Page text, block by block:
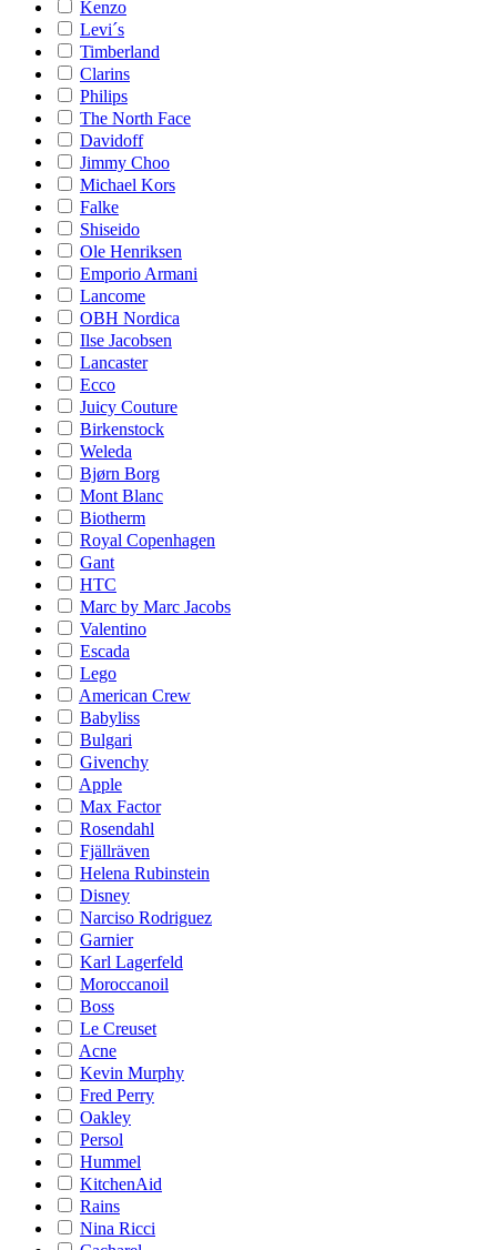
Kenzo
Levi´s
Timberland
Clarins
Philips
The North Face
Davidoff
Jimmy Choo
Michael Kors
Falke
Shiseido
Ole Henriksen
Emporio Armani
Lancome
OBH Nordica
Ilse Jacobsen
Lancaster
Ecco
Juicy Couture
Birkenstock
Weleda
Bjørn Borg
Mont Blanc
Biotherm
Royal Copenhagen
Gant
HTC
Marc by Marc Jacobs
Valentino
Escada
Lego
American Crew
Babyliss
Bulgari
Givenchy
Apple
Max Factor
Rosendahl
Fjällräven
Helena Rubinstein
Disney
Narciso Rodriguez
Garnier
Karl Lagerfeld
Moroccanoil
Boss
Le Creuset
Acne
Kevin Murphy
Fred Perry
Oakley
Persol
Hummel
KitchenAid
Rains
Nina Ricci